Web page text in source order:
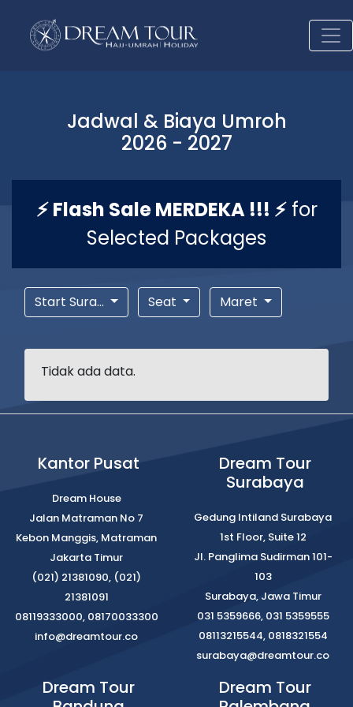
Jadwal & Biaya Umroh
2026 - 2027
⚡ Flash Sale MERDEKA !!! ⚡for
Selected Packages
Start Sura... Seat Maret
Tidak ada data.
Kantor Pusat
Dream House
Jalan Matraman No 7
Kebon Manggis, Matraman
Jakarta Timur
(021) 21381090, (021)
21381091
08119333000, 08170033300
info@dreamtour.co
Dream Tour
Surabaya
Gedung Intiland Surabaya
1st Floor, Suite 12
Jl. Panglima Sudirman 101-
103
Surabaya, Jawa Timur
031 5359666, 031 5359555
08113215544, 0818321554
surabaya@dreamtour.co
Dream Tour
Dream Tour